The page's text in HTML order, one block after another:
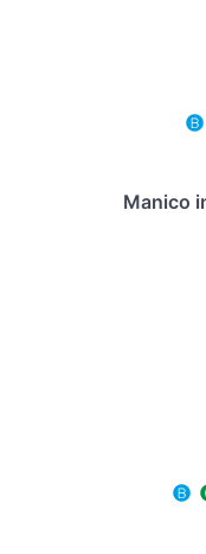
Manico